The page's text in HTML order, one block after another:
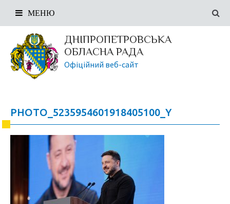
ДНІПРОПЕТРОВСЬКА
ОБЛАСНА РАДА
Офіційний веб-сайт
МЕНЮ
PHOTO_5235954601918405100_Y